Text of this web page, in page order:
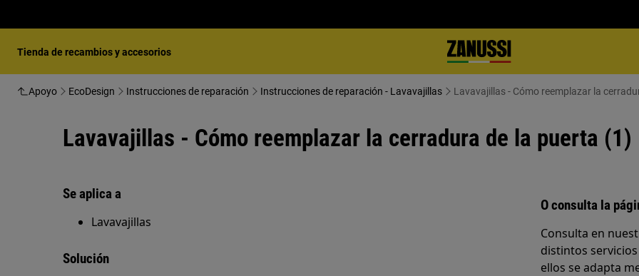
Tienda de recambios y accesorios
Apoyo EcoDesign Instrucciones de reparación Instrucciones de reparación - Lavavajillas Lavavajillas - Cómo reemplazar la
Lavavajillas - Cómo reemplazar la cerradura de la puerta (1)
Se aplica a
Lavavajillas
Solución
O consulta la
Consulta en
distintos
ellos se adapta